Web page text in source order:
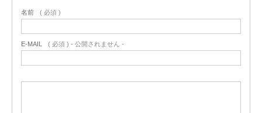
名前 ( 必須 )
E-MAIL ( 必須 ) - 公開されません -